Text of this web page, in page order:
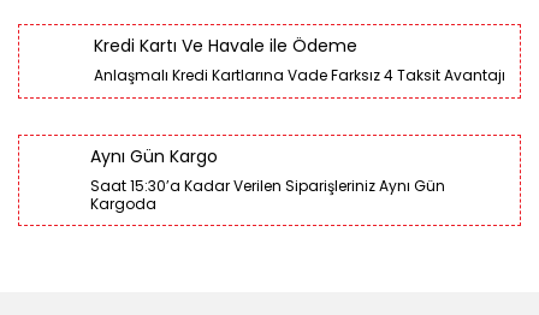
Kredi Kartı Ve Havale ile Ödeme
Anlaşmalı Kredi Kartlarına Vade Farksız 4 Taksit Avantajı
Aynı Gün Kargo
Saat 15:30’a Kadar Verilen Siparişleriniz Aynı Gün
Kargoda